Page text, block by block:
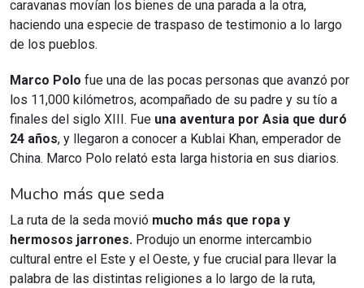
caravanas movían los bienes de una parada a la otra,
haciendo una especie de traspaso de testimonio a lo largo
de los pueblos.
Marco Polo fue una de las pocas personas que avanzó por
los 11,000 kilómetros, acompañado de su padre y su tío a
finales del siglo XIII. Fue una aventura por Asia que duró
24 años, y llegaron a conocer a Kublai Khan, emperador de
China. Marco Polo relató esta larga historia en sus diarios.
Mucho más que seda
La ruta de la seda movió mucho más que ropa y
hermosos jarrones. Produjo un enorme intercambio
cultural entre el Este y el Oeste, y fue crucial para llevar la
palabra de las distintas religiones a lo largo de la ruta,